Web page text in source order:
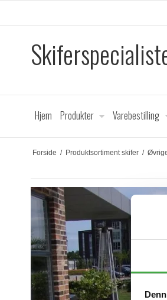
Hjem Produkter Varebestilling
Forside / Produktsortiment skifer /